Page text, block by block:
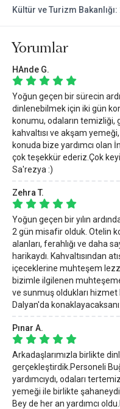
Çeşme Küçük ve
Kültür ve Turizm
Yorumlar
HAnde G.
Yoğun geçen bir sürecin
dinlenebilmek için iki gün
konumu, odaların
kahvaltısı ve akşam
konuda bize yardımcı olan
çok teşekkür ederiz.Çok
Sa'rezya :)
Zehra T.
Yoğun geçen bir yılın
2 gün misafir olduk. Otelin
alanları, ferahlığı ve daha
harikaydı. Kahvaltısından
içeceklerine muhteşem
bizimle ilgilenen
ve sunmuş oldukları
Dalyan'da
Pınar A.
Arkadaşlarımızla birlikte
gerçekleştirdik.Personeli
yardımcıydı, odaları
yemeği ile birlikte
Bey de her an yardımcı